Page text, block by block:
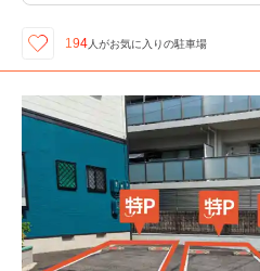
194 人がお気に入りの駐車場